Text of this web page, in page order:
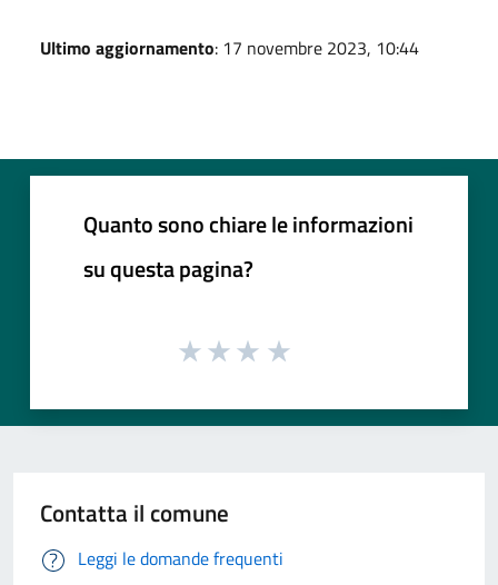
Ultimo aggiornamento: 17 novembre 2023, 10:44
Quanto sono chiare le informazioni
su questa pagina?
Contatta il comune
Leggi le domande frequenti